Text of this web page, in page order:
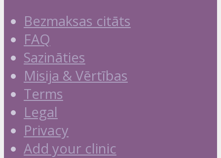
Bezmaksas citāts
FAQ
Sazināties
Misija & Vērtības
Terms
Legal
Privacy
Add your clinic